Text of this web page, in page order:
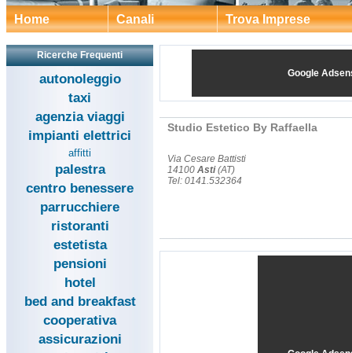
Home Canali Trova Imprese
Ricerche Frequenti
autonoleggio
taxi
agenzia viaggi
impianti elettrici
affitti
palestra
centro benessere
parrucchiere
ristoranti
estetista
pensioni
hotel
bed and breakfast
cooperativa
assicurazioni
Google
Studio Estetico By Raffaella
Via Cesare Battisti
14100 Asti(AT)
Tel: 0141.532364